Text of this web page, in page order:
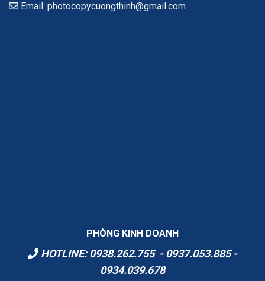
Email: photocopycuongthinh@gmail.com
PHÒNG KINH DOANH
HOTLINE: 0938.262.755 - 0937.053.885 -
0934.039.678